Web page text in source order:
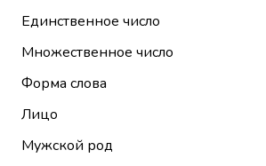
Единственное число
Множественное число
Форма слова
Лицо
Мужской род